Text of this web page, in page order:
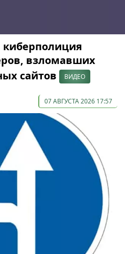
взломавших
сайтов
ВИДЕО
07 АВГУСТА 2026 17:57